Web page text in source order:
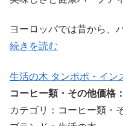
ヨーロッパでは昔から、
続きを読む
生活の木 タンポポ・イン
コーヒー類・その他価格
カテゴリ：コーヒー類・